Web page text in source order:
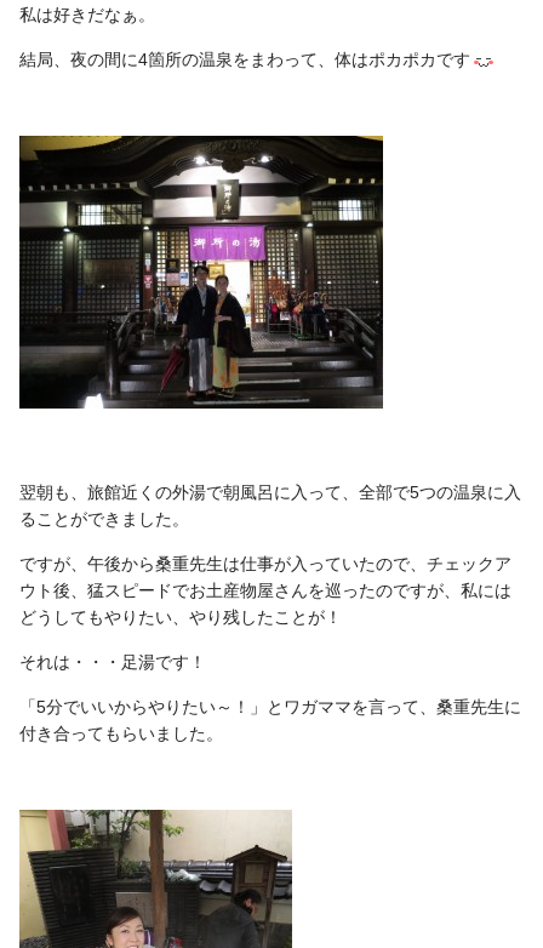
私は好きだなぁ。
結局、夜の間に4箇所の温泉をまわって、体はポカポカです
翌朝も、旅館近くの外湯で朝風呂に入って、全部で5つの温泉に入
ることができました。
ですが、午後から桑重先生は仕事が入っていたので、チェックア
ウト後、猛スピードでお土産物屋さんを巡ったのですが、私には
どうしてもやりたい、やり残したことが！
それは・・・足湯です！
「5分でいいからやりたい～！」とワガママを言って、桑重先生に
付き合ってもらいました。